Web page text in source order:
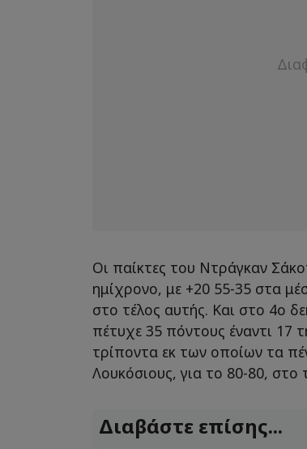
Οι παίκτες του Ντράγκαν
ημίχρονο, με +20 55-35 στα
στο τέλος αυτής. Και στο 4ο
πέτυχε 35 πόντους έναντι 17
τρίποντα εκ των οποίων τα
Λουκόσιους, για το 80-80, στο
Διαβάστε επίσης...